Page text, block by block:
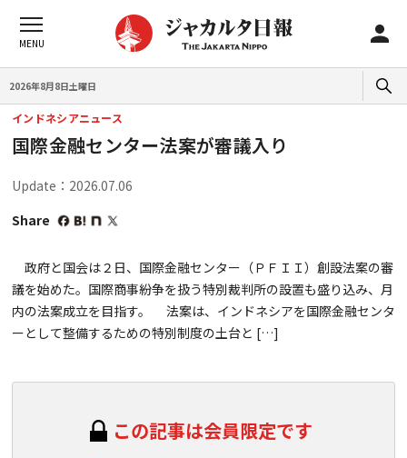
2026年8月8日土曜日
インドネシアニュース
国際金融センター法案が審議入り
Update：2026.07.06
Share
政府と国会は２日、国際金融センター（ＰＦＩＩ）創設法案の審
議を始めた。国際商事紛争を扱う特別裁判所の設置も盛り込み、月
内の法案成立を目指す。 法案は、インドネシアを国際金融センタ
ーとして整備するための特別制度の土台と […]
この記事は会員限定です